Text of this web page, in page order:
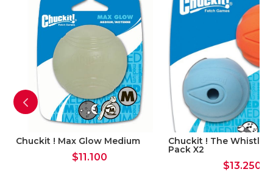
Chuckit ! Max Glow Medium
$11.100
Chuckit ! The Whistler
Pack X2
$13.250